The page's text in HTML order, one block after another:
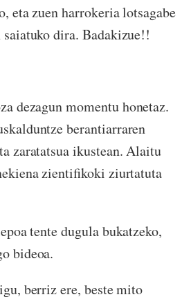
eta zuen harrokeria lotsagabe
dira. Badakizue!!
dezagun momentu honetaz.
berantiarraren
zaratatsua ikustean. Alaitu
zientifikoki ziurtatuta
tente dugula bukatzeko,
bideoa.
berriz ere, beste mito